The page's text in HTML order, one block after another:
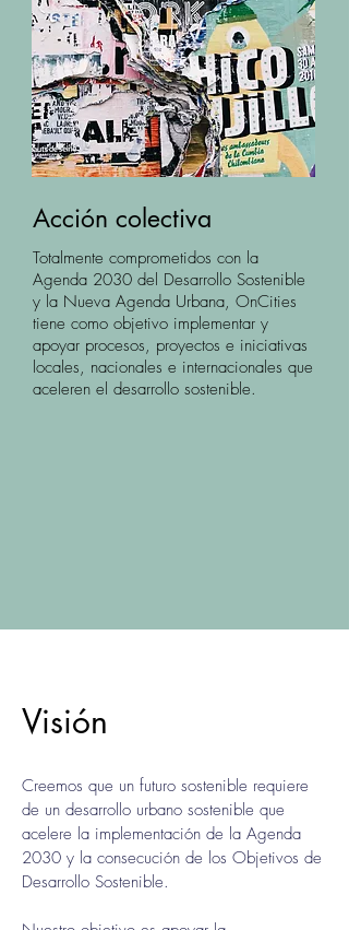
Totalmente comprometidos con la
Agenda 2030 del Desarrollo Sostenible
y la Nueva Agenda Urbana, OnCities
tiene como objetivo implementar y
apoyar procesos, proyectos e iniciativas
locales, nacionales e internacionales que
aceleren el desarrollo sostenible.
Acción colectiva
Visión
Creemos que un futuro sostenible requiere
de un desarrollo urbano sostenible que
acelere la implementación de la Agenda
2030 y la consecución de los Objetivos de
Desarrollo Sostenible.